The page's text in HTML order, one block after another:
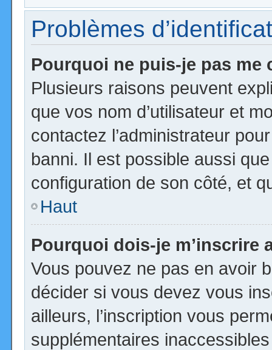
Problèmes
Pourquoi ne puis-je pas me
Plusieurs raisons peuvent
que vos nom d’utilisateur et
contactez l’administrateur
banni. Il est possible aussi
configuration de son côté, et
Haut
Pourquoi dois-je m’inscrire
Vous pouvez ne pas en avoir
décider si vous devez vous
ailleurs, l’inscription vous
supplémentaires